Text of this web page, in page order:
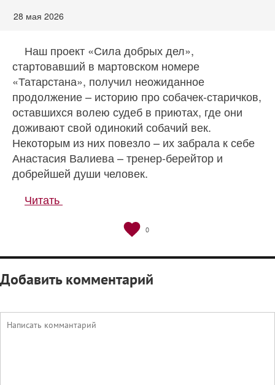
28 мая 2026
Наш проект «Сила добрых дел»,
стартовавший в мартовском номере
«Татарстана», получил неожиданное
продолжение – историю про собачек-старичков,
оставшихся волею судеб в приютах, где они
доживают свой одинокий собачий век.
Некоторым из них повезло – их забрала к себе
Анастасия Валиева – тренер-берейтор и
добрейшей души человек.
Читать
0
Добавить комментарий